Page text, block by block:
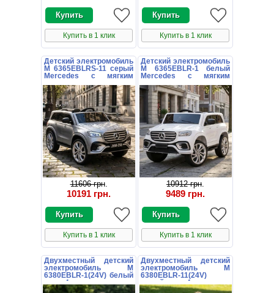
Купить в 1 клик Купить в 1 клик
Детский электромобиль
M 6365EBLRS-11 серый
Mercedes с мягким
сиденьем
11606 грн.
10191 грн.
Купить в 1 клик
Детский электромобиль
M 6365EBLR-1 белый
Mercedes с мягким
сиденьем
10912 грн.
9489 грн.
Купить в 1 клик
Двухместный детский
электромобиль M
6380EBLR-1(24V) белый
джип 4 мотора
Двухместный детский
электромобиль M
6380EBLR-11(24V)
серый джип 4 мотора